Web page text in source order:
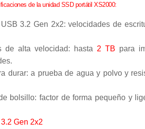
de la unidad SSD portátil XS2000:
3.2 Gen 2x2: velocidades de
de alta velocidad: hasta 2 TB para
durar: a prueba de agua y polvo y
bolsillo: factor de forma pequeño y
Gen 2x2